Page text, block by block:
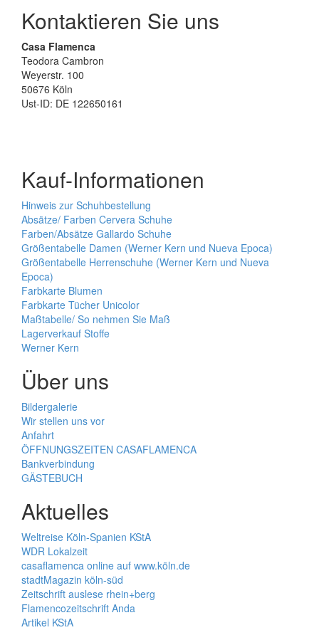
Kontaktieren Sie uns
Casa Flamenca
Teodora Cambron
Weyerstr. 100
50676 Köln
Ust-ID: DE 122650161
Kauf-Informationen
Hinweis zur Schuhbestellung
Absätze/ Farben Cervera Schuhe
Farben/Absätze Gallardo Schuhe
Größentabelle Damen (Werner Kern und Nueva Epoca)
Größentabelle Herrenschuhe (Werner Kern und Nueva
Epoca)
Farbkarte Blumen
Farbkarte Tücher Unicolor
Maßtabelle/ So nehmen Sie Maß
Lagerverkauf Stoffe
Werner Kern
Über uns
Bildergalerie
Wir stellen uns vor
Anfahrt
ÖFFNUNGSZEITEN CASAFLAMENCA
Bankverbindung
GÄSTEBUCH
Aktuelles
Weltreise Köln-Spanien KStA
WDR Lokalzeit
casaflamenca online auf www.köln.de
stadtMagazin köln-süd
Zeitschrift auslese rhein+berg
Flamencozeitschrift Anda
Artikel KStA